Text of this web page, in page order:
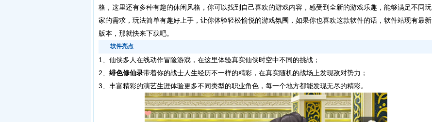
格，这里还有多种有趣的休闲风格，你可以找到自己喜欢的游戏内容，感受到全新的游戏乐趣，能够满足不同玩
家的需求，玩法简单有趣好上手，让你体验轻松愉悦的游戏氛围，如果你也喜欢这款软件的话，软件站现有最新
版本，那就快来下载吧。
软件亮点
1、 仙侠多人在线动作冒险游戏，在这里体验真实仙侠时空中不同的挑战；
2、 绯色修仙录带着你的战士人生经历不一样的精彩，在真实随机的战场上发现敌对势力；
3、丰富精彩的演艺生涯体验更多不同类型的职业角色，每一个地方都能发现无尽的精彩。